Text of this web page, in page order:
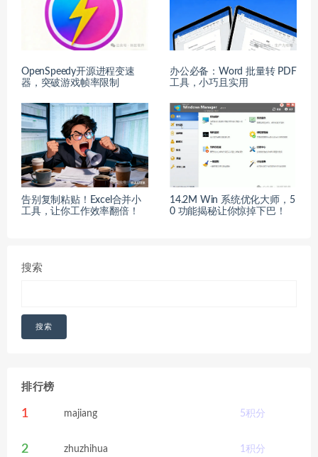
OpenSpeedy开源进程变速
器，突破游戏帧率限制
办公必备：Word 批量转 PDF
工具，小巧且实用
告别复制粘贴！Excel合并小
工具，让你工作效率翻倍！
14.2M Win 系统优化大师，5
0 功能揭秘让你惊掉下巴！
搜索
搜索
排行榜
1 majiang 5积分
2 zhuzhihua 1积分